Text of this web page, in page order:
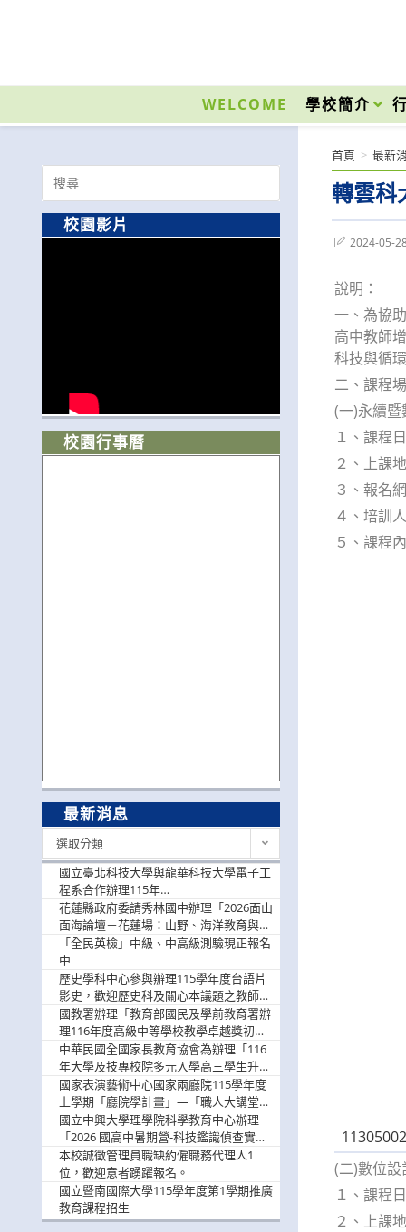
內
WELCOME 學校簡介
轉雲科
首頁 > 最新
Post2024-05-
說明：
一、為協
高中教師
科技與循
二、課程
(一)永續
１、課程
２、上課
３、報名
４、培訓
５、課程
(二)數位
１、課程
２、上課
Search
for:
校園影片
校園行事曆
最新消息
選取分類
國立臺北科技大學與龍華科技大學電子工
程系合作辦理115年
「115.08.10~08.12「AI賦能應用於智慧半
導體研習營」，歡迎學生踴躍報名參加
花蓮縣政府委請秀林國中辦理「2026面山
面海論壇－花蓮場：山野、海洋教育與戶
外安全實務課程」，歡迎踴躍報名參加
「全民英檢」中級、中高級測驗現正報名
中
歷史學科中心參與辦理115學年度台語片
影史，歡迎歷史科及關心本議題之教師踴
躍報名參加
國教署辦理「教育部國民及學前教育署辦
理116年度高級中等學校教學卓越獎初選
實施計畫」，鼓勵教師踴躍報名
中華民國全國家長教育協會為辦理「116
年大學及技專校院多元入學高三學生升學
輔導家長說明會」
國家表演藝術中心國家兩廳院115學年度
上學期「廳院學計畫」—「職人大講堂」
及「一日體驗課程」，鼓勵踴躍報名參
與。
國立中興大學理學院科學教育中心辦理
「2026 國高中暑期營-科技鑑識偵查實戰
營」活動資訊，鼓勵學生踴躍報名參加。
本校誠徵管理員職缺約僱職務代理人1
位，歡迎意者踴躍報名。
國立暨南國際大學115學年度第1學期推廣
教育課程招生